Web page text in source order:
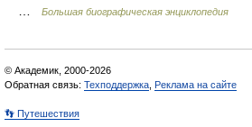
Большая биографическая энциклопедия
© Академик, 2000-2026
Обратная связь: Техподдержка Реклама на сайте
👣 Путешествия